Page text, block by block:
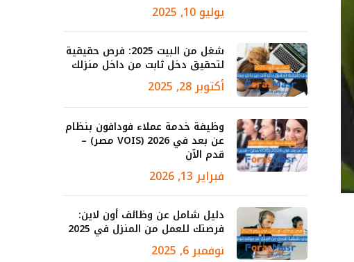
يوليو 10, 2025
شغل من البيت 2025: فرص حقيقية
لتحقيق دخل ثابت من داخل منزلك
أكتوبر 28, 2025
وظيفة خدمة عملاء فودافون بنظام
عن بعد في 2026 (VOIS مصر) –
قدم الآن
فبراير 13, 2026
دليل شامل عن وظائف أون لاين:
فرصتك للعمل من المنزل في 2025
نوفمبر 6, 2025